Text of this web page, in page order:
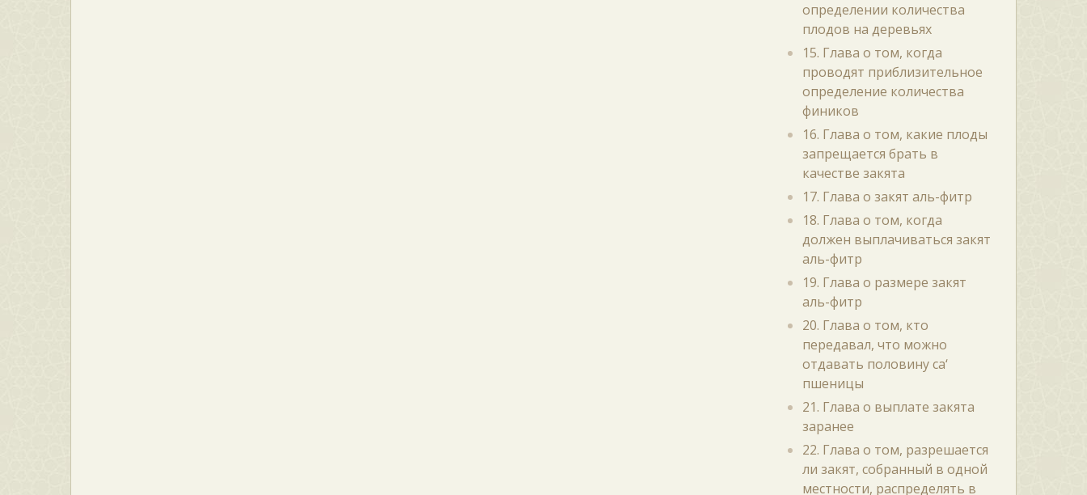
определении количества
плодов на деревьях
15. Глава о том, когда
проводят приблизительное
определение количества
фиников
16. Глава о том, какие плоды
запрещается брать в
качестве закята
17. Глава о закят аль-фитр
18. Глава о том, когда
должен выплачиваться закят
аль-фитр
19. Глава о размере закят
аль-фитр
20. Глава о том, кто
передавал, что можно
отдавать половину са‘
пшеницы
21. Глава о выплате закята
заранее
22. Глава о том, разрешается
ли закят, собранный в одной
местности, распределять в